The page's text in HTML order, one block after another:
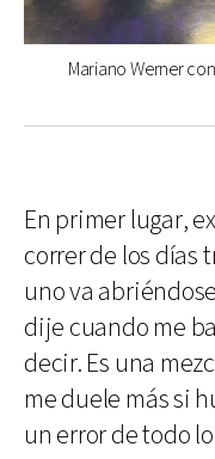
Mariano Werner
En primer lugar,
correr de los días
uno va
dije cuando me
decir. Es una
me duele más si
un error de todo